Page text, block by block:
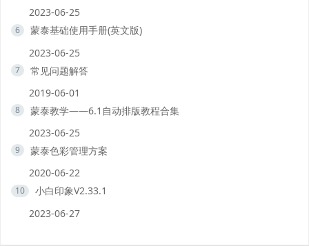
2023-06-25
6
蒙泰基础使用手册(英文版)
2023-06-25
7
常见问题解答
2019-06-01
8
蒙泰教学——6.1自动排版教程合集
2023-06-25
9
蒙泰色彩管理方案
2020-06-22
10
小白印象V2.33.1
2023-06-27